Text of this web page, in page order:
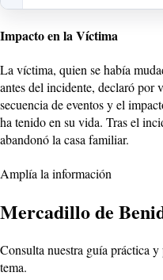
Impacto en la Víctima
La víctima, quien se había
antes del incidente, declaró por
secuencia de eventos y el
ha tenido en su vida. Tras el
abandonó la casa familiar.
Amplía la información
Mercadillo de
Consulta nuestra guía práctica
tema.